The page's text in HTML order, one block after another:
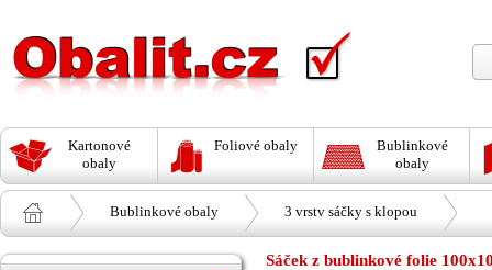
Kartonové
obaly
Foliové obaly
Bublinkové
obaly
Bublinkové obaly 3 vrstv sáčky s klopou
Sáček z bublinkové folie